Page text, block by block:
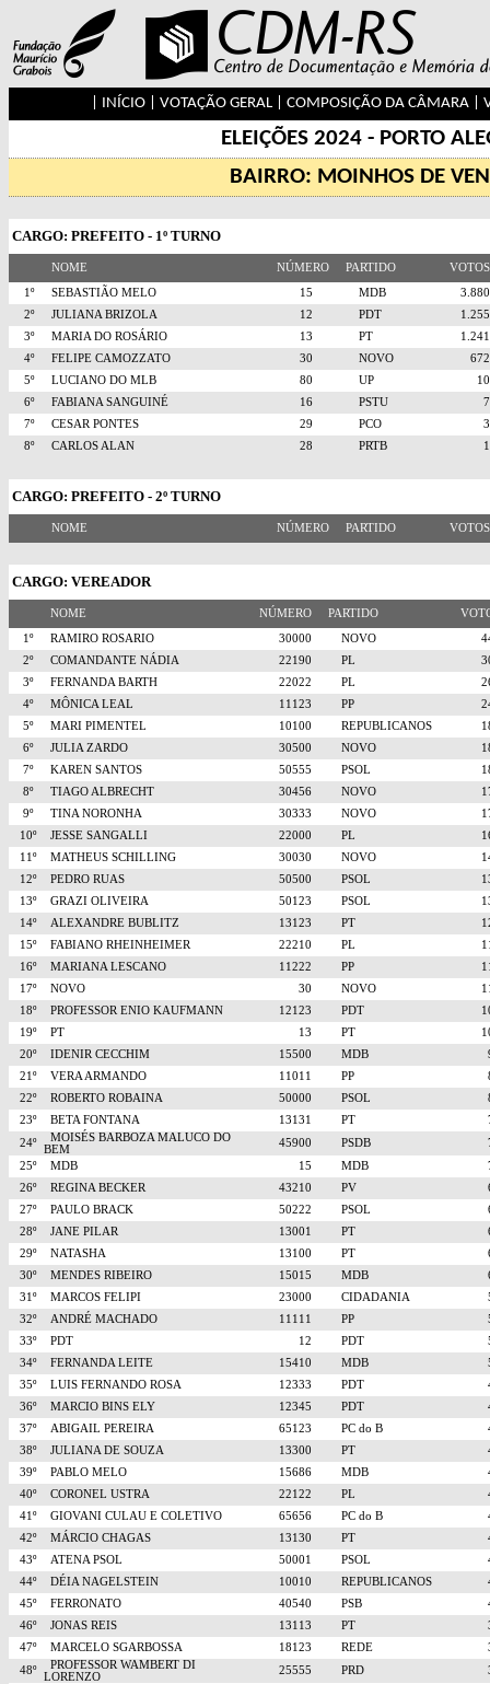
INÍCIO| VOTAÇÃO GERAL| COMPOSIÇÃO DA CÂMARA|
ELEIÇÕES 2024 - PORTO
BAIRRO: MOINHOS DE
CARGO: PREFEITO - 1º TURNO
NOME NÚMERO PARTIDO
1º SEBASTIÃO MELO 15 MDB
2º
JULIANA BRIZOLA 12 PDT
3º
MARIA DO ROSÁRIO 13 PT
4º
FELIPE CAMOZZATO 30 NOVO
5º
LUCIANO DO MLB 80 UP
6º
FABIANA SANGUINÉ 16 PSTU
7º
CESAR PONTES 29 PCO
8º
CARLOS ALAN 28 PRTB
CARGO: PREFEITO - 2º TURNO
NOME NÚMERO PARTIDO
CARGO: VEREADOR
NOME NÚMERO PARTIDO
1º RAMIRO ROSARIO 30000 NOVO
2º
COMANDANTE NÁDIA 22190 PL
3º
FERNANDA BARTH 22022 PL
4º
MÔNICA LEAL 11123 PP
5º
MARI PIMENTEL 10100 REPUBLICANOS
6º
JULIA ZARDO 30500 NOVO
7º
KAREN SANTOS 50555 PSOL
8º
TIAGO ALBRECHT 30456 NOVO
9º
TINA NORONHA 30333 NOVO
10º
JESSE SANGALLI 22000 PL
11º
MATHEUS SCHILLING 30030 NOVO
12º
PEDRO RUAS 50500 PSOL
13º
GRAZI OLIVEIRA 50123 PSOL
14º
ALEXANDRE BUBLITZ 13123 PT
15º
FABIANO RHEINHEIMER 22210 PL
16º
MARIANA LESCANO 11222 PP
17º
NOVO 30 NOVO
18º
PROFESSOR ENIO KAUFMANN 12123 PDT
19º
PT 13 PT
20º
IDENIR CECCHIM 15500 MDB
21º
VERA ARMANDO 11011 PP
22º
ROBERTO ROBAINA 50000 PSOL
23º
BETA FONTANA 13131 PT
24º
MOISÉS BARBOZA MALUCO DO
BEM
45900 PSDB
25º
MDB 15 MDB
26º
REGINA BECKER 43210 PV
27º
PAULO BRACK 50222 PSOL
28º
JANE PILAR 13001 PT
29º
NATASHA 13100 PT
30º
MENDES RIBEIRO 15015 MDB
31º
MARCOS FELIPI 23000 CIDADANIA
32º
ANDRÉ MACHADO 11111 PP
33º
PDT 12 PDT
34º
FERNANDA LEITE 15410 MDB
35º
LUIS FERNANDO ROSA 12333 PDT
36º
MARCIO BINS ELY 12345 PDT
37º
ABIGAIL PEREIRA 65123 PC do B
38º
JULIANA DE SOUZA 13300 PT
39º
PABLO MELO 15686 MDB
40º
CORONEL USTRA 22122 PL
41º
GIOVANI CULAU E COLETIVO 65656 PC do B
42º
MÁRCIO CHAGAS 13130 PT
43º
ATENA PSOL 50001 PSOL
44º
DÉIA NAGELSTEIN 10010 REPUBLICANOS
45º
FERRONATO 40540 PSB
46º
JONAS REIS 13113 PT
47º
MARCELO SGARBOSSA 18123 REDE
48º
PROFESSOR WAMBERT DI
LORENZO
25555 PRD